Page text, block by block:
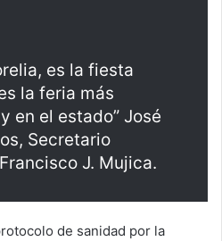
es la fiesta
la feria más
en el estado” José
Secretario
J. Mujica.
de sanidad por la